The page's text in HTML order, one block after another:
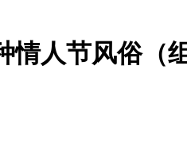
情人节风俗（